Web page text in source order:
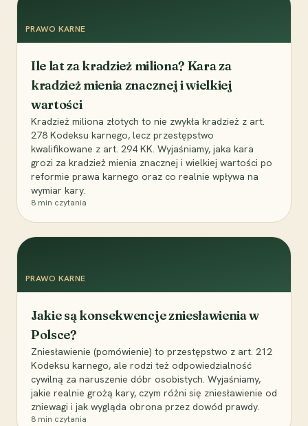
PRAWO KARNE
Ile lat za kradzież miliona? Kara za
kradzież mienia znacznej i wielkiej
wartości
Kradzież miliona złotych to nie zwykła kradzież z art.
278 Kodeksu karnego, lecz przestępstwo
kwalifikowane z art. 294 KK. Wyjaśniamy, jaka kara
grozi za kradzież mienia znacznej i wielkiej wartości po
reformie prawa karnego oraz co realnie wpływa na
wymiar kary.
8 min czytania
PRAWO KARNE
Jakie są konsekwencje zniesławienia w
Polsce?
Zniesławienie (pomówienie) to przestępstwo z art. 212
Kodeksu karnego, ale rodzi też odpowiedzialność
cywilną za naruszenie dóbr osobistych. Wyjaśniamy,
jakie realnie grożą kary, czym różni się zniesławienie od
zniewagi i jak wygląda obrona przez dowód prawdy.
8 min czytania